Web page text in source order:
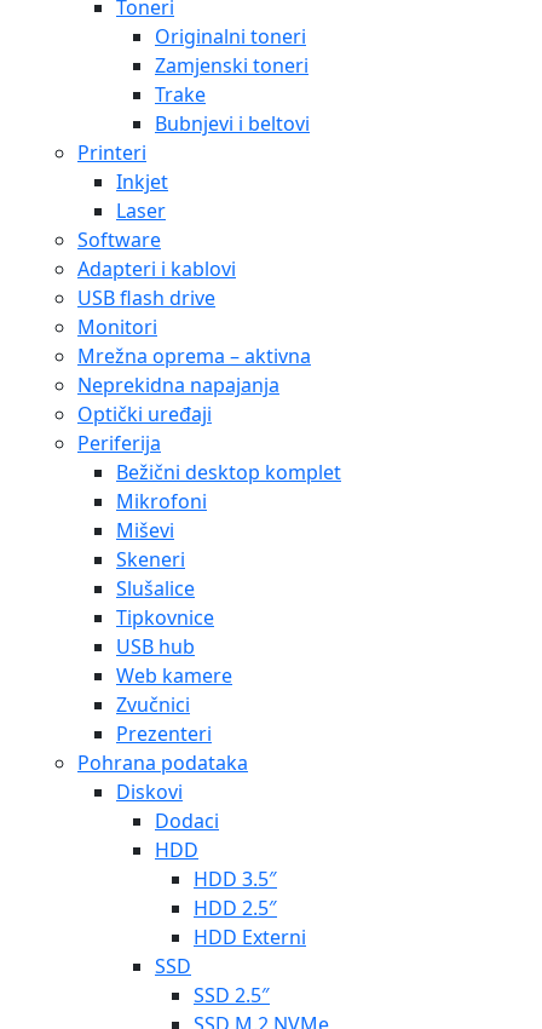
Toneri
Originalni toneri
Zamjenski toneri
Trake
Bubnjevi i beltovi
Printeri
Inkjet
Laser
Software
Adapteri i kablovi
USB flash drive
Monitori
Mrežna oprema – aktivna
Neprekidna napajanja
Optički uređaji
Periferija
Bežični desktop komplet
Mikrofoni
Miševi
Skeneri
Slušalice
Tipkovnice
USB hub
Web kamere
Zvučnici
Prezenteri
Pohrana podataka
Diskovi
Dodaci
HDD
HDD 3.5″
HDD 2.5″
HDD Externi
SSD
SSD 2.5″